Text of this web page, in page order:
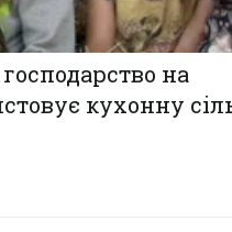
на
кухонну